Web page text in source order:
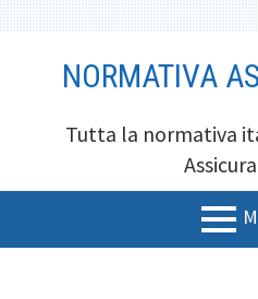
NORMATIVA
Tutta la normativa